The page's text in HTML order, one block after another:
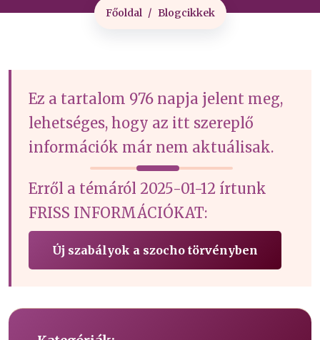
Főoldal Blogcikkek
Ez a tartalom 976 napja jelent meg,
lehetséges, hogy az itt szereplő
információk már nem aktuálisak.
Erről a témáról 2025-01-12 írtunk
FRISS INFORMÁCIÓKAT:
Új szabályok a szocho törvényben